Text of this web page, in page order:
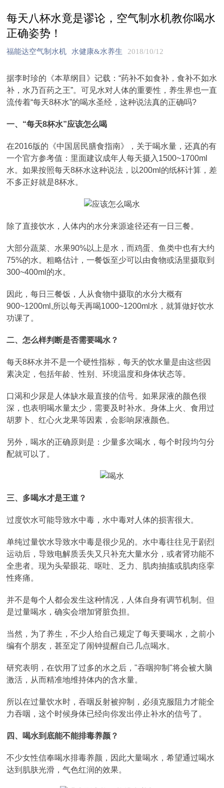
每天八杯水竟是谬论，空气制水机教你喝水
正确姿势！
福能达空气制水机 水健康&水养生 2018/10/12
据李时珍的《本草纲目》记载：“药补不如食补，食补不如水
补，水乃百药之王”。可见水对人体的重要性，养生界也一直
流传着“每天8杯水”的喝水圣经，这种说法真的正确吗?
一、“每天8杯水”应该怎么喝
在2016版的《中国居民膳食指南》，关于喝水量，还真的有
一个官方参考值：里面建议成年人每天摄入1500~1700ml
水。如果按照每天8杯水这种说法，以200ml的纸杯计算，差
不多正好就是8杯水。
除了直接饮水，人体内的水分来源途径还有一日三餐。
大部分蔬菜、水果90%以上是水，而鸡蛋、鱼类中也有大约
75%的水。粗略估计，一餐饭至少可以由食物或汤里摄取到
300~400ml的水。
因此，每日三餐饭，人从食物中摄取的水分大概有
900~1200ml,所以每天再喝1000~1200ml水，就算做好饮水
功课了。
二、怎么样判断是否需要喝水？
每天8杯水并不是一个硬性指标，每天的饮水量是由这些因
素决定，包括年龄、性别、环境温度和身体状态等。
口渴和少尿是人体缺水最直接的信号。如果尿液的颜色很
深，也表明喝水量太少，需要及时补水。身体上火、食用过
胡萝卜、红心火龙果等因素，会影响尿液颜色。
另外，喝水的正确原则是：少量多次喝水，每个时段均匀分
配就可以了。
三、 多喝水才是王道？
过度饮水可能导致水中毒，水中毒对人体的损害很大。
单纯过量饮水导致水中毒是很少见的。水中毒往往见于剧烈
运动后，导致电解质丢失又只补充大量水分，或者肾功能不
全患者。现为头晕眼花、呕吐、乏力、肌肉抽搐或肌肉痉挛
性疼痛。
并不是每个人都会发生这种情况，人体自身有调节机制。但
是过量喝水，确实会增加肾脏负担。
当然，为了养生，不少人给自己规定了每天要喝水，之前小
编有个朋友，甚至定了闹钟提醒自己几点喝水。
研究表明，在饮用了过多的水之后，"吞咽抑制"将会被大脑
激活，从而精准地维持体内的含水量。
所以在过量饮水时，吞咽反射被抑制，必须克服阻力才能全
力吞咽，这个时候身体已经向你发出停止补水的信号了。
四、 喝水到底能不能排毒养颜？
不少女性信奉喝水排毒养颜，因此大量喝水，希望通过喝水
达到肌肤光滑，气色红润的效果。